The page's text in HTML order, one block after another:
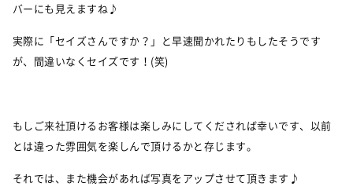
バーにも見えますね♪
実際に「セイズさんですか？」と早速聞かれたりもしたそうです
が、間違いなくセイズです！(笑)
もしご来社頂けるお客様は楽しみにしてくだされば幸いです、以前
とは違った雰囲気を楽しんで頂けるかと存じます。
それでは、また機会があれば写真をアップさせて頂きます♪